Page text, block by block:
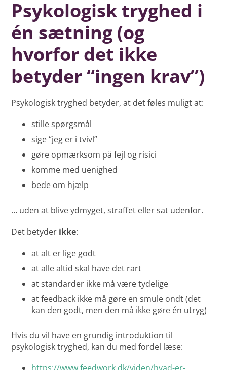
Psykologisk tryghed i
én sætning (og
hvorfor det ikke
betyder “ingen krav”)
Psykologisk tryghed betyder, at det føles muligt at:
stille spørgsmål
sige “jeg er i tvivl”
gøre opmærksom på fejl og risici
komme med uenighed
bede om hjælp
… uden at blive ydmyget, straffet eller sat udenfor.
Det betyder ikke:
at alt er lige godt
at alle altid skal have det rart
at standarder ikke må være tydelige
at feedback ikke må gøre en smule ondt (det
kan den godt, men den må ikke gøre én utryg)
Hvis du vil have en grundig introduktion til
psykologisk tryghed, kan du med fordel læse:
https://www.feedwork.dk/viden/hvad-er-